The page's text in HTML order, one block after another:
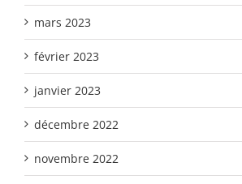
mars 2023
février 2023
janvier 2023
décembre 2022
novembre 2022